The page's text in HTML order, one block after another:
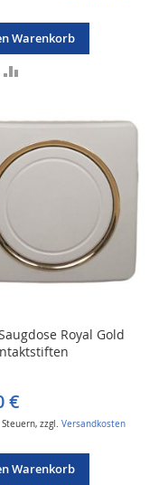
Warenkorb
Royal Gold
€
Steuern,zzgl.Versandkosten
Warenkorb